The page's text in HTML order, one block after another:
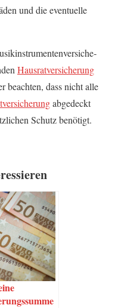
und die even­tu­el­le
Haus­rat­ver­si­che­rung
beach­ten, dass nicht alle
abge­deckt
Schutz benötigt.